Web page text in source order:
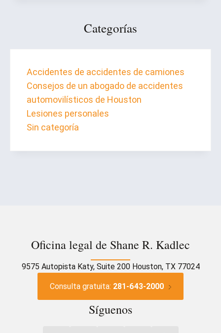
Categorías
Accidentes de accidentes de camiones
Consejos de un abogado de accidentes
automovilísticos de Houston
Lesiones personales
Sin categoría
Oficina legal de Shane R. Kadlec
9575 Autopista Katy, Suite 200 Houston, TX 77024
Consulta gratuita: 281-643-2000
Síguenos